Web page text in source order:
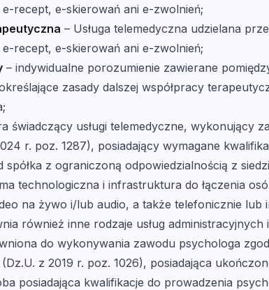
recept, e-skierowań ani e-zwolnień;
– Usługa telemedyczna udzielana
recept, e-skierowań ani e-zwolnień;
– indywidualne porozumienie zawierane
zasady dalszej współpracy
świadczący usługi telemedyczne, wykonujący
r. poz. 1287), posiadający wymagane
spółka z ograniczoną odpowiedzialnością z
technologiczna i infrastruktura do łączenia
na żywo i/lub audio, a także telefonicznie
również inne rodzaje usług administracyjnych
do wykonywania zawodu psychologa
z 2019 r. poz. 1026), posiadająca
posiadająca kwalifikacje do prowadzenia